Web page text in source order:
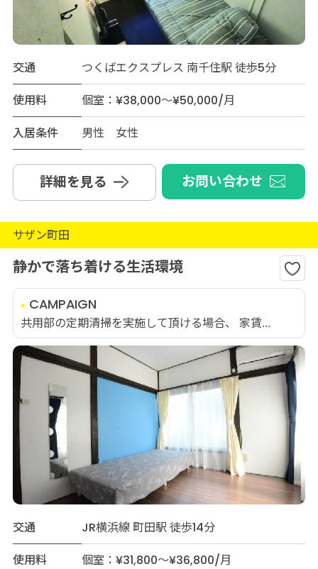
交通
つくばエクスプレス 南千住駅 徒歩5分
使用料
個室：¥38,000～¥50,000/月
入居条件
男性 女性
詳細を見る お問い合わせ
サザン町田
静かで落ち着ける生活環境
CAMPAIGN
共用部の定期清掃を実施して頂ける場合、 家賃...
交通
JR横浜線 町田駅 徒歩14分
使用料
個室：¥31,800～¥36,800/月